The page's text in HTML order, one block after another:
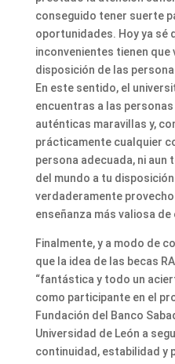
conseguido tener suerte
oportunidades. Hoy ya sé
inconvenientes tienen que
disposición de las
En este sentido, el
encuentras a las
auténticas maravillas y,
prácticamente cualquier
persona adecuada, ni
del mundo a tu
verdaderamente
enseñanza más valiosa de
Finalmente, y a modo de
que la idea de las becas
“fantástica y todo un
como participante en el
Fundación del Banco
Universidad de León a
continuidad, estabilidad y